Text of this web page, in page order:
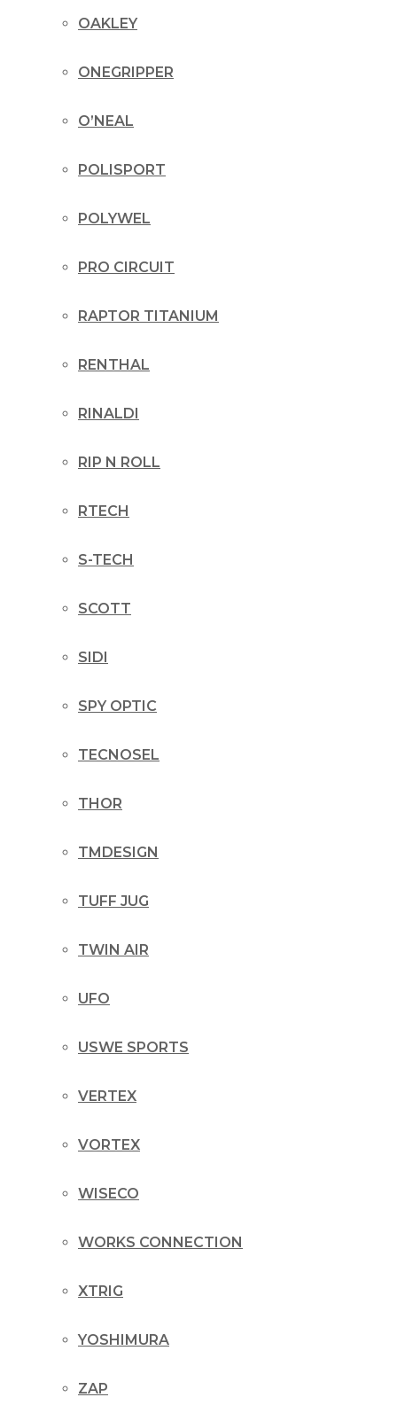
OAKLEY
ONEGRIPPER
O’NEAL
POLISPORT
POLYWEL
PRO CIRCUIT
RAPTOR TITANIUM
RENTHAL
RINALDI
RIP N ROLL
RTECH
S-TECH
SCOTT
SIDI
SPY OPTIC
TECNOSEL
THOR
TMDESIGN
TUFF JUG
TWIN AIR
UFO
USWE SPORTS
VERTEX
VORTEX
WISECO
WORKS CONNECTION
XTRIG
YOSHIMURA
ZAP